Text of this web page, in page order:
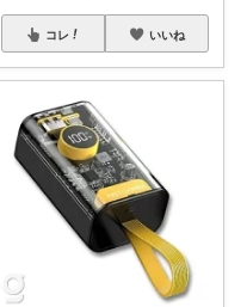
コレ いいね